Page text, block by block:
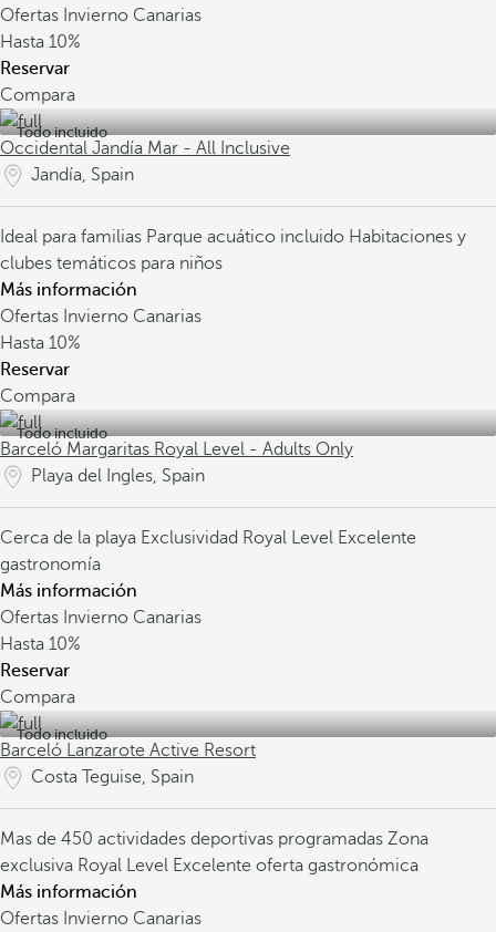
Ofertas Invierno Canarias
Hasta 10%
Reservar
Compara
Todo incluido
Occidental Jandía Mar - All Inclusive
Jandía, Spain
Ideal para familias Parque acuático incluido Habitaciones y
clubes temáticos para niños
Más información
Ofertas Invierno Canarias
Hasta 10%
Reservar
Compara
Todo incluido
Barceló Margaritas Royal Level - Adults Only
Playa del Ingles, Spain
Cerca de la playa Exclusividad Royal Level Excelente
gastronomía
Más información
Ofertas Invierno Canarias
Hasta 10%
Reservar
Compara
Todo incluido
Barceló Lanzarote Active Resort
Costa Teguise, Spain
Mas de 450 actividades deportivas programadas Zona
exclusiva Royal Level Excelente oferta gastronómica
Más información
Ofertas Invierno Canarias